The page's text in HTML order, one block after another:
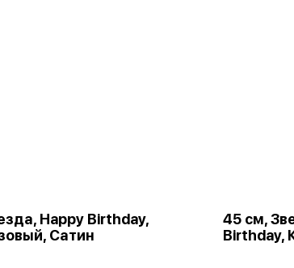
Happy Birthday,
Сатин
45 см,
Birthday,